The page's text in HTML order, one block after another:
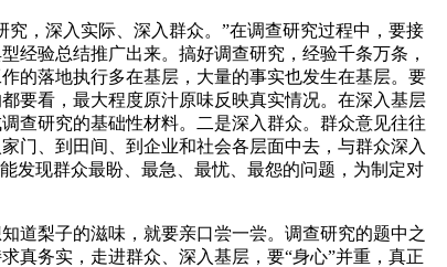
究，深入实际、深入群众。”在调查研究过程中，要接
经验总结推广出来。搞好调查研究，经验千条万条，
的落地执行多在基层，大量的事实也发生在基层。要
要看，最大程度原汁原味反映真实情况。在深入基层
查研究的基础性材料。二是深入群众。群众意见往往
门、到田间、到企业和社会各层面中去，与群众深入
发现群众最盼、最急、最忧、最怨的问题，为制定对
道梨子的滋味，就要亲口尝一尝。调查研究的题中之
真务实，走进群众、深入基层，要“身心”并重，真正